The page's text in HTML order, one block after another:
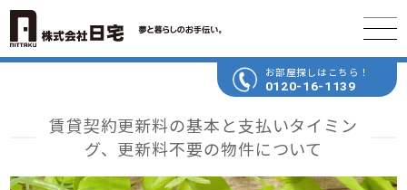
お部屋探しはこちら！
0120-16-1139
賃貸契約更新料の基本と支払いタイミン
グ、更新料不要の物件について